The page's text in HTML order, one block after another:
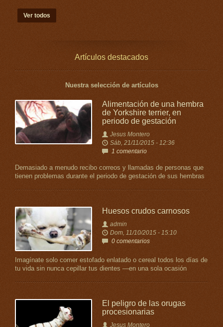
Ver todos
Artículos destacados
Nuestra selección de artículos
Alimentación de una hembra
de Yorkshire terrier, en
periodo de gestación
Jesus Montero
Sáb, 21/11/2015 - 12:36
1 comentario
Demasiado a menudo recibo correos y llamadas de personas que
tienen problemas durante el periodo de gestación de sus hembras
Huesos crudos carnosos
admin
Dom, 11/10/2015 - 15:10
0 comentarios
Imagínate solo comer estofado enlatado o cereal todos los días de
tu vida sin nunca cepillar tus dientes —en una sola ocasión
El peligro de las orugas
procesionarias
Jesus Montero